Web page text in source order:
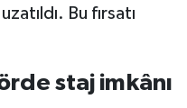
Bu fırsatı
staj imkânı